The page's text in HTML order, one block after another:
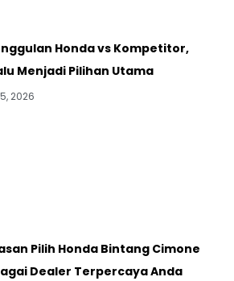
Honda vs Kompetitor,
Menjadi Pilihan Utama
2026
Pilih Honda Bintang Cimone
Dealer Terpercaya Anda